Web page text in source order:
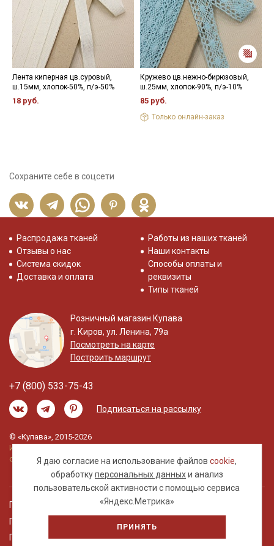
Лента киперная цв.суровый,
ш.15мм, хлопок-50%, п/э-50%
18 руб.
Кружево цв.нежно-бирюзовый,
ш.25мм, хлопок-90%, п/э-10%
85 руб.
Только онлайн-заказ
Сохраните себе в соцсети
Я даю согласие на использование файловcookie,
обработкуперсональных данныхи анализ
пользовательской активности с помощью сервиса
«Яндекс.Метрика»
ПРИНЯТЬ
Распродажа тканей
Отзывы о нас
Система скидок
Доставка и оплата
Работы из наших тканей
Наши контакты
Способы оплаты и
реквизиты
Типы тканей
Розничный магазин Купава
г. Киров, ул. Ленина, 79а
Посмотреть на карте
Построить маршрут
+7 (800) 533-75-43
Подписаться на рассылку
© «Купава», 2015-2026
Информация на сайте не является публичной
офертой.
Правовая информация
Политика обработки персональных данных
Пользовательское соглашение